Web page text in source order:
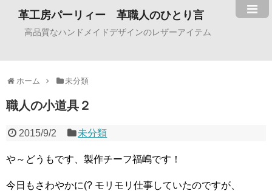
革工房パーリィー 革職人のひとり言
高品質なハンドメイドデザインのレザーアイテム
ホーム 未分類
職人の小道具２
2015/9/2 未分類
や～どうもです、製作チーフ福嶋です！
今日もさわやかに(? モリモリ仕事していたのですが、